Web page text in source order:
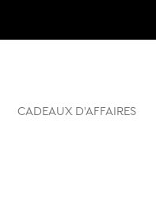
CADEAUX D'AFFAIRES